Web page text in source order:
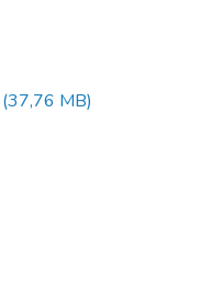
(37,76 MB)